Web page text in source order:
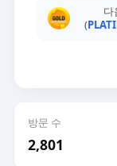
다
(
방문 수
2,801